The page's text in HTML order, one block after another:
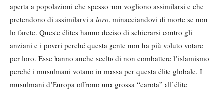
aperta a popolazioni che spesso non vogliono assimilarsi e che
pretendono di assimilarvi a loro, minacciandovi di morte se non
lo farete. Queste élites hanno deciso di schierarsi contro gli
anziani e i poveri perché questa gente non ha più voluto votare
per loro. Esse hanno anche scelto di non combattere l’islamismo
perché i musulmani votano in massa per questa élite globale. I
musulmani d’Europa offrono una grossa “carota” all’élite